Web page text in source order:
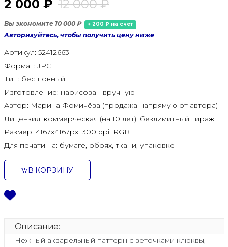
2 000 ₽ 12 000 ₽
Вы экономите 10 000 ₽ + 200 ₽ на счет
Авторизуйтесь, чтобы получить цену ниже
Артикул: 52412663
Формат:JPG
Тип: бесшовный
Изготовление: нарисован вручную
Автор: Марина Фомичёва (продажа напрямую от автора)
Лицензия: коммерческая (на 10 лет), безлимитный тираж
Размер: 4167x4167px, 300 dpi, RGB
Для печати на: бумаге, обоях, ткани, упаковке
В КОРЗИНУ
Описание:
Нежный акварельный паттерн с веточками клюквы,